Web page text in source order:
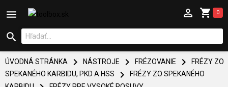
  0


ÚVODNÁ STRÁNKA  NÁSTROJE  FRÉZOVANIE 
FRÉZY ZO
SPEKANÉHO KARBIDU, PKD A HSS

FRÉZY ZO SPEKANÉHO